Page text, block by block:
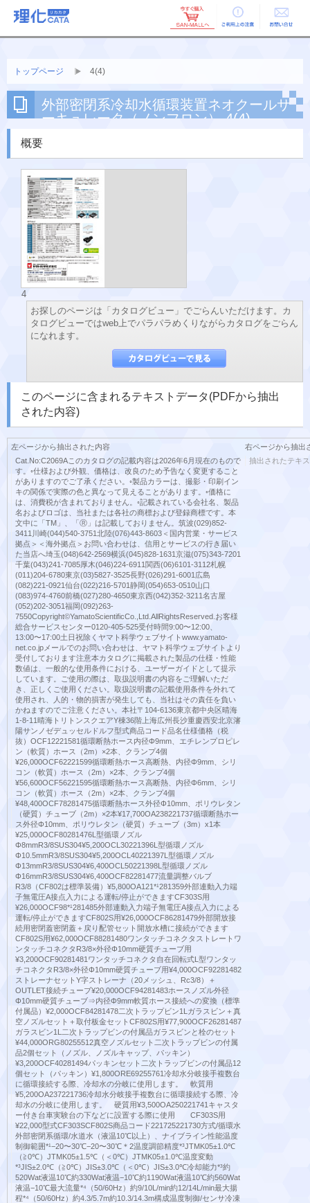
ご利用上の お問い合せ
トップページ 4(4)
外部密閉系冷却水循環装置ネオクールサ
ーキュレータ（ノンフロン） 4(4)
概要
4
お探しのページは「カタログビュー」でごらんいただけます。カ
タログビューではweb上でパラパラめくりながらカタログをごらん
になれます。
このページに含まれるテキストデータ(PDFから抽出
された内容)
左ページから抽出された内容
Cat.No:C2069Aこのカタログの記載内容は2026年6月現在のもので
す。◦仕様および外観、価格は、改良のため予告なく変更すること
がありますのでご了承ください。◦製品カラーは、撮影・印刷イン
キの関係で実際の色と異なって見えることがあります。◦価格に
は、消費税が含まれておりません。◦記載されている会社名、製品
名およびロゴは、当社または各社の商標および登録商標です。本
文中に「TM」、「Ⓡ」は記載しておりません。筑波(029)852-
3411川崎(044)540-3751北陸(076)443-8603＜国内営業・サービス
拠点＞＜海外拠点＞お問い合わせは、信用とサービスの行き届い
た当店へ埼玉(048)642-2569横浜(045)828-1631京滋(075)343-7201
千葉(043)241-7085厚木(046)224-6911関西(06)6101-3112札幌
(011)204-6780東京(03)5827-3525長野(026)291-6001広島
(082)221-0921仙台(022)216-5701静岡(054)653-0510山口
(083)974-4760前橋(027)280-4650東京西(042)352-3211名古屋
(052)202-3051福岡(092)263-
7550Copyright©YamatoScientificCo.,Ltd.AllRightsReserved.お客様
総合サービスセンター0120-405-525受付時間9:00〜12:00、
13:00〜17:00土日祝除くヤマト科学ウェブサイトwww.yamato-
net.co.jpメールでのお問い合わせは、ヤマト科学ウェブサイトより
受付しております注意本カタログに掲載された製品の仕様・性能
数値は、一般的な使用条件における、ユーザーガイドとして提示
しています。ご使用の際は、取扱説明書の内容をご理解いただ
き、正しくご使用ください。取扱説明書の記載使用条件を外れて
使用され、人的・物的損害が発生しても、当社はその責任を負い
かねますのでご注意ください。本社〒104-6136東京都中央区晴海
1-8-11晴海トリトンスクエアY棟36階上海広州長沙重慶西安北京瀋
陽サンノゼデュッセルドルフ型式商品コード品名仕様価格（税
抜）OCF12221581循環断熱ホース内径Φ9mm、エチレンプロピレ
ン（軟質）ホース（2m）×2本、クランプ4個
¥26,000OCF62221599循環断熱ホース高断熱、内径Φ9mm、シリ
コン（軟質）ホース（2m）×2本、クランプ4個
¥56,600OCF56221595循環断熱ホース高断熱、内径Φ6mm、シリ
コン（軟質）ホース（2m）×2本、クランプ4個
¥48,400OCF78281475循環断熱ホース外径Φ10mm、ポリウレタン
（硬質）チューブ（2m）×2本¥17,700OA238221737循環断熱ホー
ス外径Φ10mm、ポリウレタン（硬質）チューブ（3m）x1本
¥25,000OCF80281476L型循環ノズル
Φ8mmR3/8SUS304¥5,200OCL30221396L型循環ノズル
Φ10.5mmR3/8SUS304¥5,200OCL40221397L型循環ノズル
Φ13mmR3/8SUS304¥6,400OCL50221398L型循環ノズル
Φ16mmR3/8SUS304¥6,400OCF82281477流量調整バルブ
R3/8（CF802は標準装備）¥5,800OA121*¹281359外部連動入力端
子無電圧A接点入力による運転/停止ができますCF303S用
¥26,000OCF98*¹281485外部連動入力端子無電圧A接点入力による
運転/停止ができますCF802S用¥26,000OCF86281479外部開放接
続用密閉蓋密閉蓋＋戻り配管セット開放水槽に接続ができます
CF802S用¥62,000OCF88281480ワンタッチコネクタストレートワ
ンタッチコネクタR3/8×外径Φ10mm硬質チューブ用
¥3,200OCF90281481ワンタッチコネクタ自在回転式L型ワンタッ
チコネクタR3/8×外径Φ10mm硬質チューブ用¥4,000OCF92281482
ストレーナセットY字ストレーナ（20メッシュ、Rc3/8）＋
OUTLET接続チューブ¥20,000OCF94281483ホースノズル外径
Φ10mm硬質チューブ⇒内径Φ9mm軟質ホース接続への変換（標準
付属品）¥2,000OCF84281478二次トラップビン1Lガラスビン＋真
空ノズルセット＋取付板金セットCF802S用¥77,900OCF26281487
ガラスビン1L二次トラップビンの付属品ガラスビンと栓のセット
¥44,000ORG80255512真空ノズルセット二次トラップビンの付属
品2個セット（ノズル、ノズルキャップ、パッキン）
¥3,200OCF40281494パッキンセット二次トラップビンの付属品12
個セット（パッキン）¥1,800ORE69255761冷却水分岐接手複数台
に循環接続する際、冷却水の分岐に使用します。 軟質用
¥5,200OA237221736冷却水分岐接手複数台に循環接続する際、冷
却水の分岐に使用します。 硬質用¥3,500OA250221741キャスタ
ー付き台車実験台の下などに設置する際に使用 CF303S用
¥22,000型式CF303SCF802S商品コード221725221730方式/循環水
外部密閉系循環/水道水（液温10℃以上）、ナイブライン性能温度
制御範囲*¹−20〜30℃−20〜30℃＊2温度調節精度*³JTMK05±1.0℃
（≧0℃）JTMK05±1.5℃（＜0℃）JTMK05±1.0℃温度変動
*³JIS±2.0℃（≧0℃）JIS±3.0℃（＜0℃）JIS±3.0℃冷却能力*³約
520Wat液温10℃約330Wat液温−10℃約1190Wat液温10℃約560Wat
液温−10℃最大流量*⁴（50/60Hz）約9/10L/min約12/14L/min最大揚
程*⁴（50/60Hz）約4.3/5.7m約10.3/14.3m構成温度制御/センサ冷凍
右ページから抽出
抽出されたテキ